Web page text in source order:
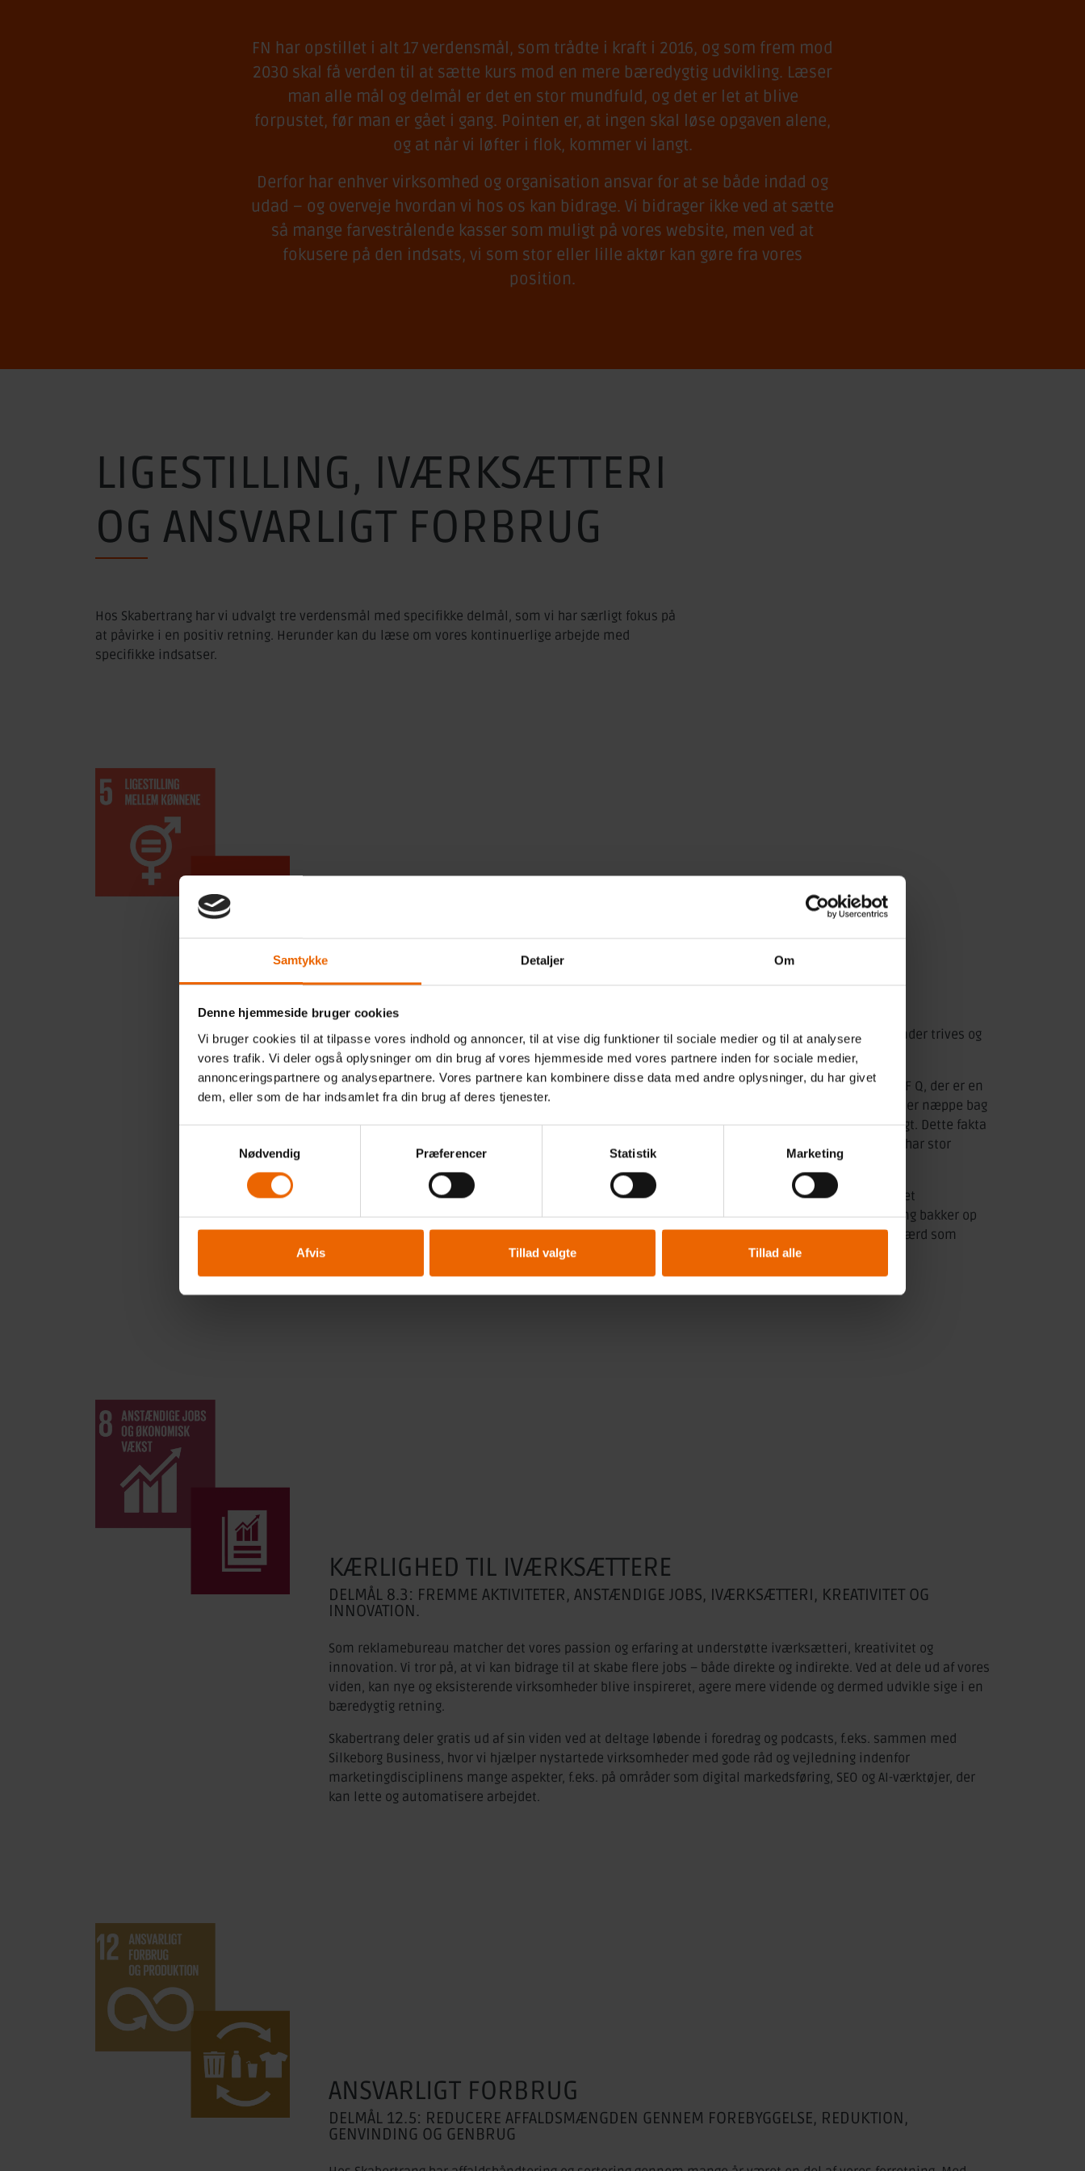
Samtykke Detaljer Om
Denne hjemmeside bruger cookies
Vi bruger cookies til at tilpasse vores indhold og annoncer, til at vise dig funktioner til sociale medier og til at analysere
vores trafik. Vi deler også oplysninger om din brug af vores hjemmeside med vores partnere inden for sociale medier,
annonceringspartnere og analysepartnere. Vores partnere kan kombinere disse data med andre oplysninger, du har givet
dem, eller som de har indsamlet fra din brug af deres tjenester.
Nødvendig
Præferencer Statistik Marketing
Afvis Tillad valgte Tillad alle
FN har opstillet i alt 17 verdensmål, som trådte i kraft i 2016, og som frem mod
2030 skal få verden til at sætte kurs mod en mere bæredygtig udvikling. Læser
man alle mål og delmål er det en stor mundfuld, og det er let at blive
forpustet, før man er gået i gang. Pointen er, at ingen skal løse opgaven alene,
og at når vi løfter i flok, kommer vi langt.
Derfor har enhver virksomhed og organisation ansvar for at se både indad og
udad – og overveje hvordan vi hos os kan bidrage. Vi bidrager ikke ved at sætte
så mange farvestrålende kasser som muligt på vores website, men ved at
fokusere på den indsats, vi som stor eller lille aktør kan gøre fra vores
position.
LIGESTILLING, IVÆRKSÆTTERI
OG ANSVARLIGT FORBRUG
Hos Skabertrang har vi udvalgt tre verdensmål med specifikke delmål, som vi har særligt fokus på
at påvirke i en positiv retning. Herunder kan du læse om vores kontinuerlige arbejde med
specifikke indsatser.
JA TAK TIL LIGESTILLING
Delmål 5.1: Stop alle former for diskrimination af kvinder og piger overalt.
Hos Skabertrang bestræber vi os på at bidrage til ligestillingen med en ligelig fordeling af køn på
arbejdspladsen. Vi praktiserer ligeløn og ønsker at have en arbejdsplads, hvor både mænd og kvinder trives og
glæder sig til at komme på arbejde.
Skabertrang bakker også op om ligestilling i sportens verden. Det gør vi ved at være aktiv del af SIF Q, der er en
fodboldklub i Silkeborg med formål om at spotte og udvikle kvindelige fodboldtalenter. Det kommer næppe bag
på nogen, at fodbold er et område, hvor mænd og kvinder behandles og betragtes meget forskelligt. Dette fakta
arbejder kvindefodbolden i disse år hårdt på at ændre, fordi anseelse og status i sportsverdenen har stor
Derfor har vi valgt at være sponsorer for klubben, bl.a. i form af hjælp til markedsføring og websitet
https://www.sifq.dk/, og derudover er Søren Vestergaard aktivt medlem af bestyrelsen. Skabertrang bakker op
om klubbens ihærdige arbejde, som søger at fremme opfattelsen af, at kvinder er lige så meget værd som
KÆRLIGHED TIL IVÆRKSÆTTERE
DELMÅL 8.3: FREMME AKTIVITETER, ANSTÆNDIGE JOBS, IVÆRKSÆTTERI, KREATIVITET OG
INNOVATION.
Som reklamebureau matcher det vores passion og erfaring at understøtte iværksætteri, kreativitet og
innovation. Vi tror på, at vi kan bidrage til at skabe flere jobs – både direkte og indirekte. Ved at dele ud af vores
viden, kan nye og eksisterende virksomheder blive inspireret, agere mere vidende og dermed udvikle sige i en
bæredygtig retning.
Skabertrang deler gratis ud af sin viden ved at deltage løbende i foredrag og podcasts, f.eks. sammen med
Silkeborg Business, hvor vi hjælper nystartede virksomheder med gode råd og vejledning indenfor
marketingdisciplinens mange aspekter, f.eks. på områder som digital markedsføring, SEO og AI-værktøjer, der
kan lette og automatisere arbejdet.
ANSVARLIGT FORBRUG
DELMÅL 12.5: REDUCERE AFFALDSMÆNGDEN GENNEM FOREBYGGELSE, REDUKTION,
GENVINDING OG GENBRUG